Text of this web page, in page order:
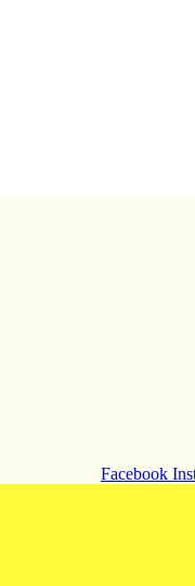
Facebook
per les